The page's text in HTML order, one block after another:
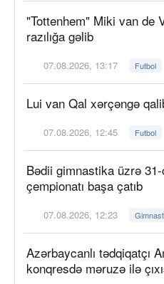
"Tottenhem" Miki van de
razılığa gəlib
07.08.2026, 13:17 Futbol
Lui van Qal xərçəngə
07.08.2026, 12:45 Futbol
Bədii gimnastika üzrə
çempionatı başa çatıb
07.08.2026, 12:23
Azərbaycanlı tədqiqatçı
konqresdə məruzə ilə